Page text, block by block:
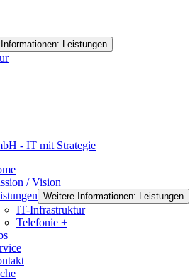
Leistungen
/ Vision
Weitere Informationen: Leistungen
IT-Infrastruktur
Telefonie +